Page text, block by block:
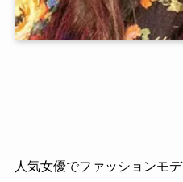
人気女優でファッションモ